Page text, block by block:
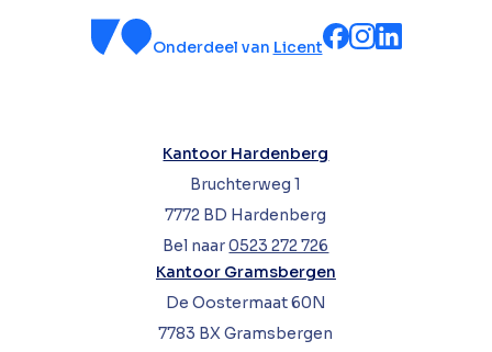
Onderdeel van Licent
Kantoor Hardenberg
Bruchterweg 1
7772 BD Hardenberg
Bel naar0523 272 726
Kantoor Gramsbergen
De Oostermaat 60N
7783 BX Gramsbergen